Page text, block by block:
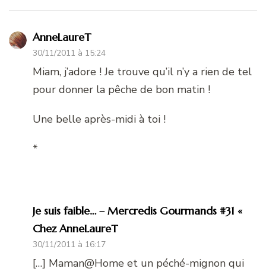
AnneLaureT
30/11/2011 à 15:24
Miam, j’adore ! Je trouve qu’il n’y a rien de tel
pour donner la pêche de bon matin !
Une belle après-midi à toi !
*
Je suis faible… – Mercredis Gourmands #31 «
Chez AnneLaureT
30/11/2011 à 16:17
[…] Maman@Home et un péché-mignon qui